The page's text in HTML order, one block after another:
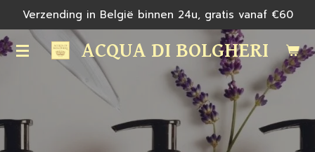
direct
naar
ACQUA DI BOLGHERI
Verzending in België binnen 24u, gratis vanaf €60